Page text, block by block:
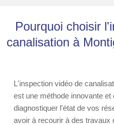
Pourquoi choisir
canalisation à
L'inspection vidéo de
est une méthode innovante
diagnostiquer l'état de vos
avoir à recourir à des travaux